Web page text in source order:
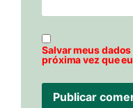
Salvar meus
próxima vez que